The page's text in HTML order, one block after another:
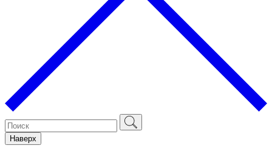
Наверх